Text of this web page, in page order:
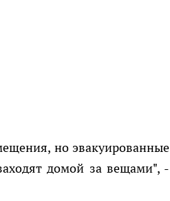
но эвакуированные
домой за вещами", -